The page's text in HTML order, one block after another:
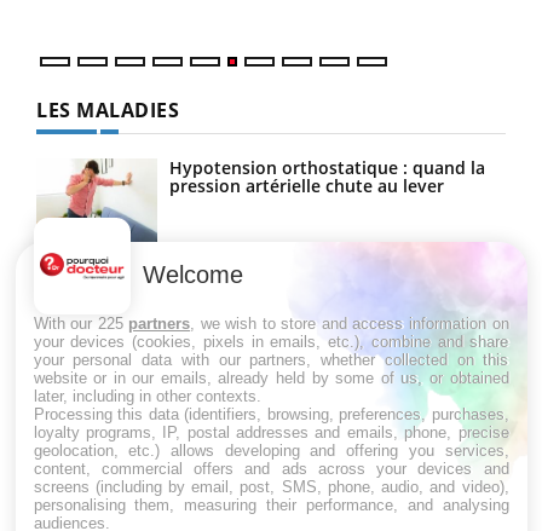
LES MALADIES
Hypotension orthostatique : quand la
pression artérielle chute au lever
Drépanocytose : une déformation des
globules rouges aux conséquences
Maladie de Charcot (Sclérose latérale
amyotrophique)
Welcome
With our 225 partners , we wish to store and access information on
your devices (cookies, pixels in emails, etc.), combine and share
your personal data with our partners, whether collected on this
website or in our emails, already held by some of us, or obtained
later, including in other contexts.
Processing this data (identifiers, browsing, preferences, purchases,
loyalty programs, IP, postal addresses and emails, phone, precise
geolocation, etc.) allows developing and offering you services,
content, commercial offers and ads across your devices and
screens (including by email, post, SMS, phone, audio, and video),
personalising them, measuring their performance, and analysing
audiences.